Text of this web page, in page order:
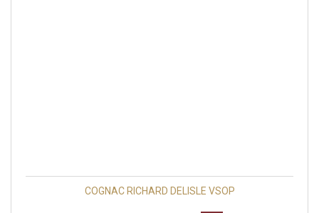
COGNAC RICHARD DELISLE VSOP